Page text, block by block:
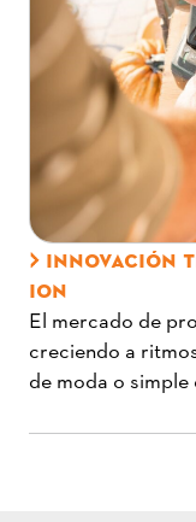
INNOVACIÓN
ION
El mercado de
creciendo a
de moda o